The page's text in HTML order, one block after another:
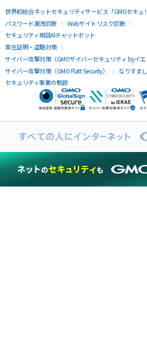
世界初総合ネットセキュリティサービス「GMOセキュ
パスワード漏洩診断
Webサイトリスク診断
セキュリティ相談AIチャットボット
実在証明・盗聴対策
サイバー攻撃対策（GMOサイバーセキュリティ byイエ
サイバー攻撃対策（GMO Flatt Security）
なりすま
セキュリティ事業の軌跡